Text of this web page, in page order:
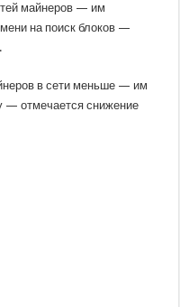
майнеров — им
на поиск блоков —
в сети меньше — им
— отмечается снижение